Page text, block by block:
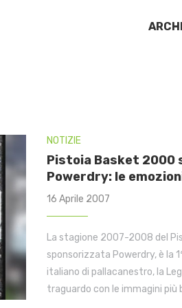
NOTIZIE
Pistoia Basket 2000
Powerdry: le
16 Aprile 2007
La stagione 2007-2008 del
sponsorizzata Powerdry, è la
italiano di pallacanestro, la
traguardo con le immagini più